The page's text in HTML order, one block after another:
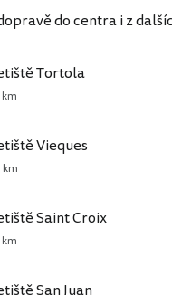
do centra i z
Tortola
km
Vieques
km
Saint Croix
km